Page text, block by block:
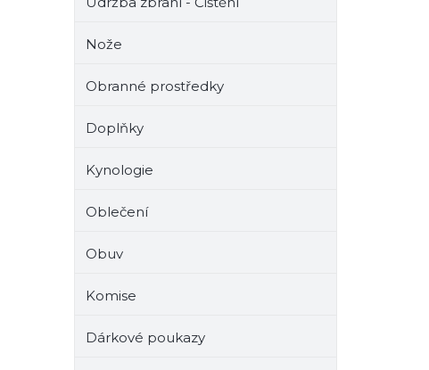
Nože
Obranné prostředky
Doplňky
Kynologie
Oblečení
Obuv
Komise
Dárkové poukazy